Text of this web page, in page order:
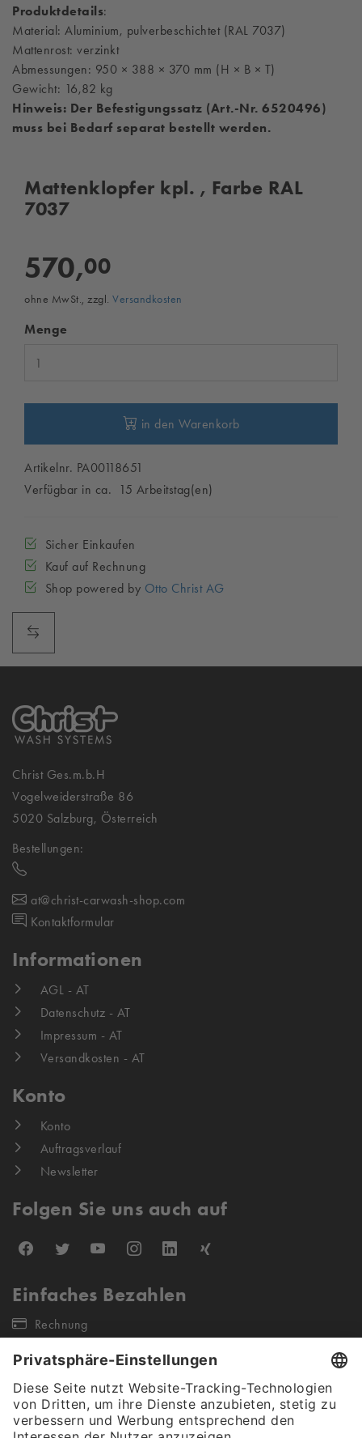
Produktdetails:
Material: Aluminium, pulverbeschichtet (RAL 7037)
Mattenrost: verzinkt
Abmessungen: 950 × 388 × 370 mm (H × B × T)
Gewicht: 16,82 kg
Hinweis: Der Befestigungssatz (Art.-Nr. 6520496)
muss bei Bedarf separat bestellt werden.
Mattenklopfer kpl. , Farbe RAL
7037
570,00
ohne MwSt., zzgl. Versandkosten
Menge
in den Warenkorb
Artikelnr. PA00118651
Verfügbar in ca. 15 Arbeitstag(en)
Sicher Einkaufen
Kauf auf Rechnung
Shop powered by Otto Christ AG
Christ Ges.m.b.H
Vogelweiderstraße 86
5020 Salzburg, Österreich
Bestellungen:
at@christ-carwash-shop.com
Kontaktformular
Informationen
AGL - AT
Datenschutz - AT
Impressum - AT
Versandkosten - AT
Konto
Konto
Auftragsverlauf
Newsletter
Folgen Sie uns auch auf
Einfaches Bezahlen
Rechnung
Unsere Versandpartner